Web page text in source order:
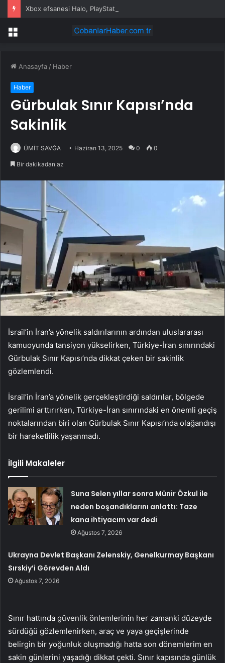
Menü
Anasayfa / Haber
Haber
Gürbulak Sınır Kapısı’nda
Sakinlik
ÜMİT SAVĞA Haziran 13, 2025 0 0
Bir dakikadan az
İsrail’in İran’a yönelik saldırılarının ardından uluslararası
kamuoyunda tansiyon yükselirken, Türkiye-İran sınırındaki
Gürbulak Sınır Kapısı’nda dikkat çeken bir sakinlik
gözlemlendi.
İsrail’in İran’a yönelik gerçekleştirdiği saldırılar, bölgede
gerilimi arttırırken, Türkiye-İran sınırındaki en önemli geçiş
noktalarından biri olan Gürbulak Sınır Kapısı’nda olağandışı
bir hareketlilik yaşanmadı.
İlgili Makaleler
Suna Selen yıllar sonra Münir Özkul ile
neden boşandıklarını anlattı: Taze
kana ihtiyacım var dedi
Ağustos 7, 2026
Ukrayna Devlet Başkanı Zelenskiy, Genelkurmay Başkanı
Sırskiy’i Görevden Aldı
Ağustos 7, 2026
Sınır hattında güvenlik önlemlerinin her zamanki düzeyde
sürdüğü gözlemlenirken, araç ve yaya geçişlerinde
belirgin bir yoğunluk oluşmadığı hatta son dönemlerim en
sakin günlerini yaşadığı dikkat çekti. Sınır kapısında günlük